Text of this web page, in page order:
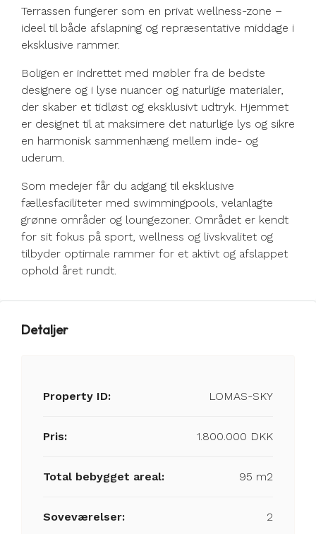
Terrassen fungerer som en privat wellness-zone –
ideel til både afslapning og repræsentative middage i
eksklusive rammer.
Boligen er indrettet med møbler fra de bedste
designere og i lyse nuancer og naturlige materialer,
der skaber et tidløst og eksklusivt udtryk. Hjemmet
er designet til at maksimere det naturlige lys og sikre
en harmonisk sammenhæng mellem inde- og
uderum.
Som medejer får du adgang til eksklusive
fællesfaciliteter med swimmingpools, velanlagte
grønne områder og loungezoner. Området er kendt
for sit fokus på sport, wellness og livskvalitet og
tilbyder optimale rammer for et aktivt og afslappet
ophold året rundt.
Detaljer
Property ID: LOMAS-SKY
Pris: 1.800.000 DKK
Total bebygget areal: 95 m2
Soveværelser: 2